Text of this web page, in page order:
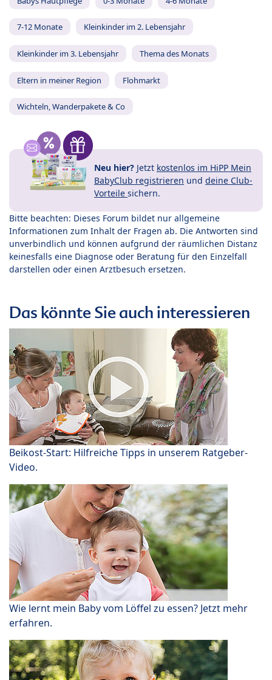
7-12 Monate Kleinkinder im 2. Lebensjahr
Kleinkinder im 3. Lebensjahr Thema des Monats
Eltern in meiner Region Flohmarkt
Wichteln, Wanderpakete & Co
Neu hier? Jetzt kostenlos im HiPP Mein
BabyClub registrieren und deine Club-
Vorteile sichern.
Bitte beachten: Dieses Forum bildet nur allgemeine
Informationen zum Inhalt der Fragen ab. Die Antworten sind
unverbindlich und können aufgrund der räumlichen Distanz
keinesfalls eine Diagnose oder Beratung für den Einzelfall
darstellen oder einen Arztbesuch ersetzen.
Das könnte Sie auch interessieren
Beikost-Start: Hilfreiche Tipps in unserem Ratgeber-
Video.
Wie lernt mein Baby vom Löffel zu essen? Jetzt mehr
erfahren.